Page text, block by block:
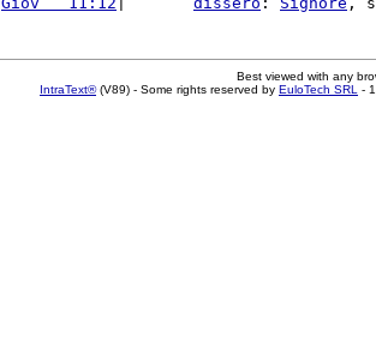
Best viewed with any
IntraText®(V89) - Some rights reserved by EuloTech SRL -